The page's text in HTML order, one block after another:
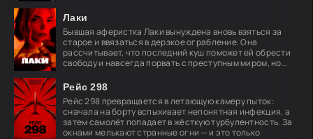
Лаки
Бывшая аферистка Лаки вынуждена вновь взяться за
старое и ввязаться в дерзкое ограбление. Она
рассчитывает, что последний куш поможет ей обрести
свободу и навсегда порвать с преступным миром, но
Рейс 298
Рейс 298 превращается в летающую камеру пыток:
сначала на борту вспыхивает непонятная инфекция, а
затем самолёт попадает в жёсткую турбулентность. За
окнами мелькают странные огни — и это только